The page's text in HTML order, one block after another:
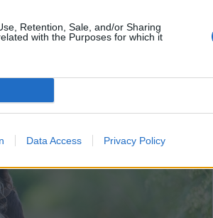
Retention, Sale, and/or Sharing
with the Purposes for which it
Data Access Privacy Policy
így többen megtalálhatják azt a típust, ami